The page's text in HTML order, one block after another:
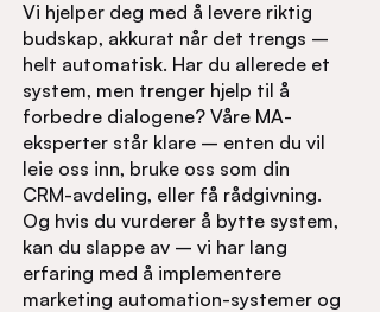
Vi hjelper deg med å levere riktig
budskap, akkurat når det trengs –
helt automatisk. Har du allerede et
system, men trenger hjelp til å
forbedre dialogene? Våre MA-
eksperter står klare – enten du vil
leie oss inn, bruke oss som din
CRM-avdeling, eller få rådgivning.
Og hvis du vurderer å bytte system,
kan du slappe av – vi har lang
erfaring med å implementere
marketing automation-systemer og